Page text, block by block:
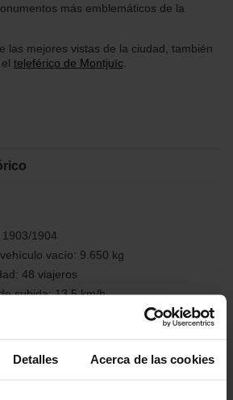
Detalles Acerca de las cookies
más emblemáticos de la
las mejores vistas de la ciudad, también
teleférico de Montjuïc.
1904
vacío: 9.650 kg
48 viajeros
subida: 13,5 km/h
bajada: 9,5 km/h